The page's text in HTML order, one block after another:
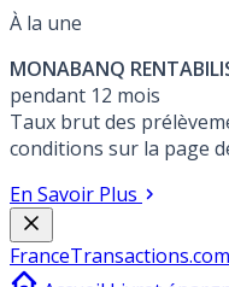
À la une
MONABANQ
pendant 12 mois
Taux brut des
conditions sur la page
En Savoir Plus
FranceTransactions.com